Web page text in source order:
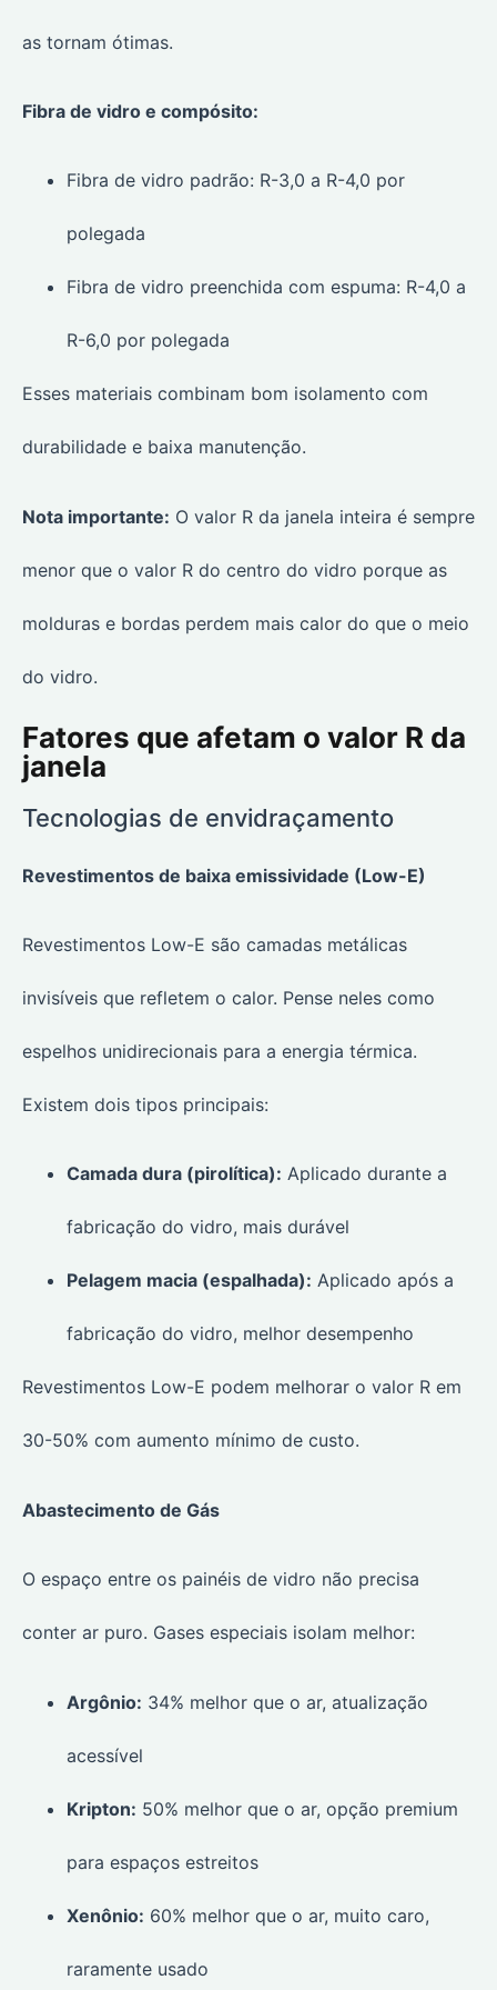
as tornam ótimas.
Fibra de vidro e compósito:
Fibra de vidro padrão: R-3,0 a R-4,0 por
polegada
Fibra de vidro preenchida com espuma: R-4,0 a
R-6,0 por polegada
Esses materiais combinam bom isolamento com
durabilidade e baixa manutenção.
Nota importante: O valor R da janela inteira é sempre
menor que o valor R do centro do vidro porque as
molduras e bordas perdem mais calor do que o meio
do vidro.
Fatores que afetam o valor R da
janela
Tecnologias de envidraçamento
Revestimentos de baixa emissividade (Low-E)
Revestimentos Low-E são camadas metálicas
invisíveis que refletem o calor. Pense neles como
espelhos unidirecionais para a energia térmica.
Existem dois tipos principais:
Camada dura (pirolítica): Aplicado durante a
fabricação do vidro, mais durável
Pelagem macia (espalhada): Aplicado após a
fabricação do vidro, melhor desempenho
Revestimentos Low-E podem melhorar o valor R em
30-50% com aumento mínimo de custo.
Abastecimento de Gás
O espaço entre os painéis de vidro não precisa
conter ar puro. Gases especiais isolam melhor:
Argônio: 34% melhor que o ar, atualização
acessível
Kripton: 50% melhor que o ar, opção premium
para espaços estreitos
Xenônio: 60% melhor que o ar, muito caro,
raramente usado